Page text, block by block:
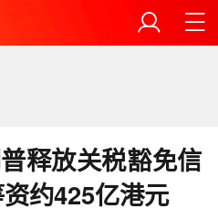
释放关税豁免信
约425亿港元